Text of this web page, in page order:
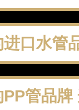
管品牌 这些
品牌 这些